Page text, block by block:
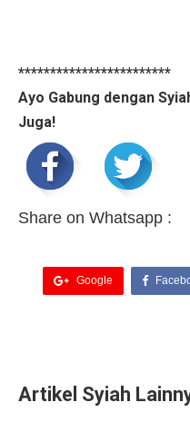
************************
Ayo Gabung dengan
Juga!
Share on Whatsapp :
Google
Artikel Syiah